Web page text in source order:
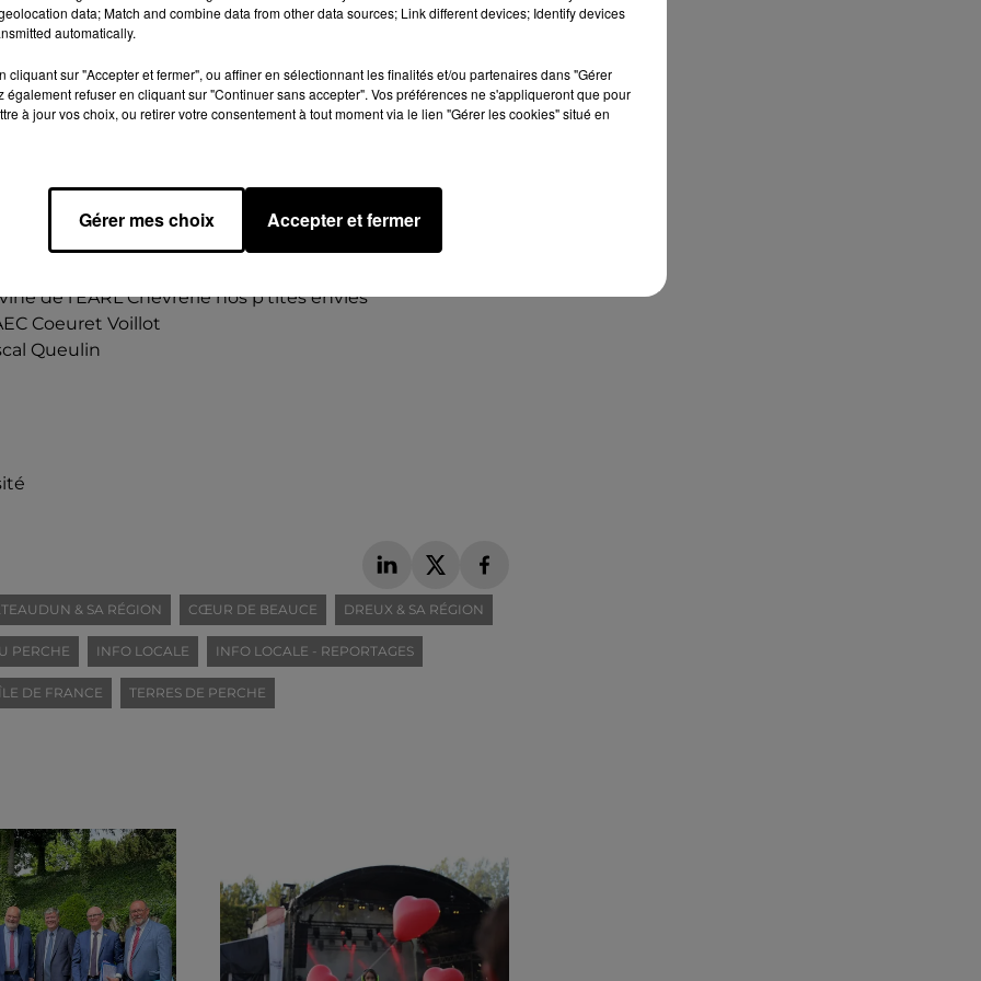
La Petite Beaucerone, La Ferme Blanchet, Le Jardin
du GAEC Beaudoux
à Poil Long de Jean-Claude Baptista, Berger de
Rouan Marron de Philippe Neveu, Cairn Terrier, Terrier
Chien de Berger Belge Malinois de Catherine
Mansat, Chien de Berger Islandais de Marie Mauny,
de l’EARL Chevrerie nos p'tites envies
Coeuret Voillot
Queulin
& SA RÉGION CŒUR DE BEAUCE DREUX & SA RÉGION
PERCHE INFO LOCALE INFO LOCALE - REPORTAGES
DE FRANCE TERRES DE PERCHE
septembre 2026 au Château de Courtalain,
data; Match and combine data from other data sources; Link different devices; Identify devices
automatically.
cliquant sur "Accepter et fermer", ou affiner en sélectionnant les finalités et/ou partenaires dans "Gérer
également refuser en cliquant sur "Continuer sans accepter". Vos préférences ne s'appliqueront que pour
à jour vos choix, ou retirer votre consentement à tout moment via le lien "Gérer les cookies" situé en
Gérer mes choix Accepter et fermer